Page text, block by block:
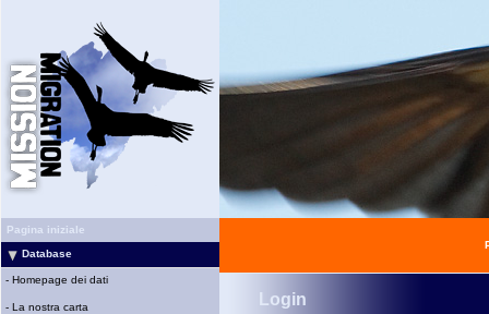
Pagina iniziale
Database
- Homepage dei dati
- La nostra carta Login